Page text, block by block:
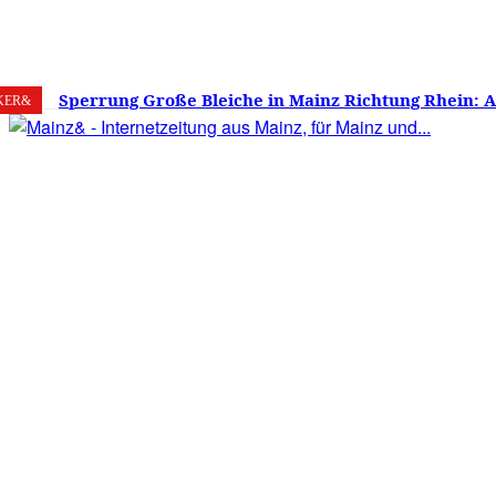
8. August 2026 16.7 Mainz
Sperrung Große Bleiche in Mainz Richtung Rhein:
verwirrt, Mainzer stinksauer – Haben die Mainzer